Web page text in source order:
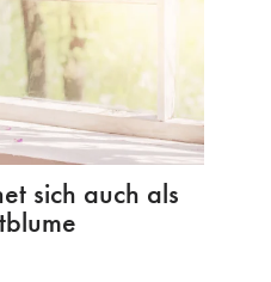
sich auch als